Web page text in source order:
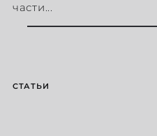
части...
СТАТЬИ